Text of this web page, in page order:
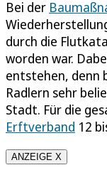
Bei der
durch die
worden war.
entstehen, denn
Radlern sehr
Stadt. Für die
Erftverband 12
ANZEIGE X